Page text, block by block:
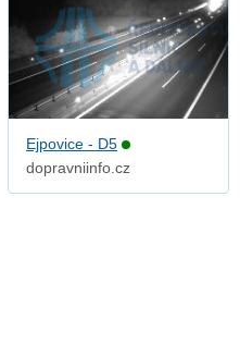
Ejpovice - D5
dopravniinfo.cz